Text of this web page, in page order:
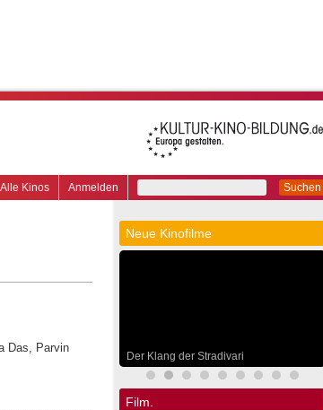
Suchen
Anmelden
Alle Kinos
Das, Parvin
Neue Kinofilme
Der Klang der Stradivari
Film.